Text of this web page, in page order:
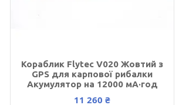
Кораблик Flytec V020 Жовтий з
GPS для карпової рибалки
Акумулятор на 12000 мА·год
11 260 ₴